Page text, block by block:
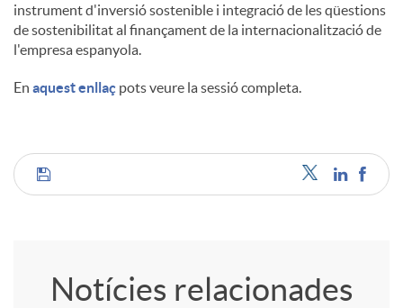
instrument d'inversió sostenible i integració de les qüestions
de sostenibilitat al finançament de la internacionalització de
l'empresa espanyola.
En aquest enllaç pots veure la sessió completa.
C
Notícies relacionades